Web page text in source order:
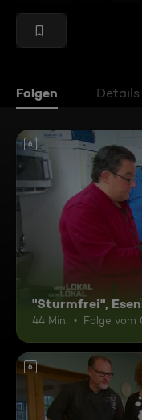
Folgen Details
6
"Sturmfrei",
44 Min. Folge vom
6